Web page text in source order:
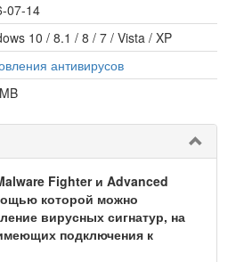
07-14
10 / 8.1 / 8 / 7 / Vista / XP
антивирусов
Fighter и Advanced
которой можно
вирусных сигнатур, на
подключения к